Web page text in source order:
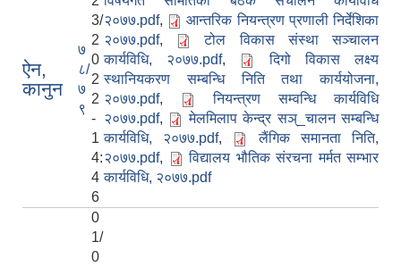
ऐन,
कानुन
७
८/
७
९
3/
2
0
2
2
-
1
4:
4
6
२०७७.pdf,
आन्तरिक नियन्त्रण प्रणाली निर्देशिका
२०७७.pdf,
टोल विकास संस्था सञ्चालन
कार्यविधि, २०७७.pdf,
दिगो विकास लक्ष्य
स्थानियकरण सम्बन्धि निति तथा कार्ययोजना,
२०७७.pdf,
नियन्त्रण सम्वन्धि कार्यविधि
२०७७.pdf,
मेलमिलाप केन्द्र सञ्_चालन सम्बन्धि
कार्यविधि, २०७७.pdf,
लैंगिक समानता निति,
२०७७.pdf,
विद्यालय भौतिक संरचना मर्मत सम्भार
कार्यविधि, २०७७.pdf
0
1/
0